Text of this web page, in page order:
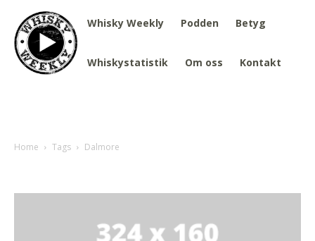
Whisky Weekly Podden Betyg
Whiskystatistik Om oss Kontakt
Home Tags Dalmore